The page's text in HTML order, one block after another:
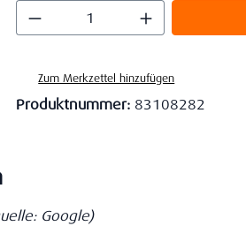
Produkt Anzahl: Gib
Zum Merkzettel hinzufügen
Produktnummer: 83108282
Google)